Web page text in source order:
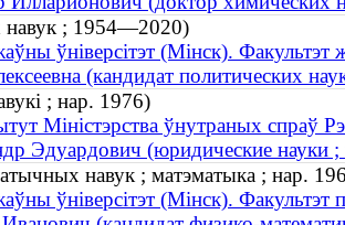
навук ; 1954—2020)
ўніверсітэт (Мінск). Факультэт
(кандидат политических
; нар. 1976)
Міністэрства ўнутраных спраў
Эдуардович (юридические науки
навук ; матэматыка ; нар.
ўніверсітэт (Мінск). Факультэт